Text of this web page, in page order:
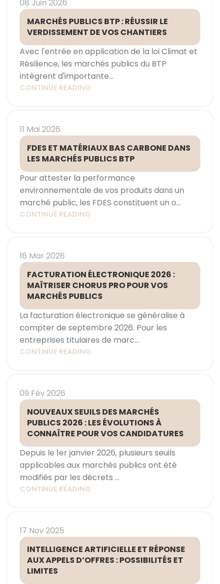
08 Juin 2026
MARCHÉS PUBLICS BTP : RÉUSSIR LE
VERDISSEMENT DE VOS CHANTIERS
Avec l'entrée en application de la loi Climat et
Résilience, les marchés publics du BTP
intègrent d'importante...
CONTINUE READING
11 Mai 2026
FDES ET MATÉRIAUX BAS CARBONE DANS
LES MARCHÉS PUBLICS BTP
Pour attester la performance
environnementale de vos produits dans un
marché public, les FDES constituent un o...
CONTINUE READING
16 Mar 2026
FACTURATION ÉLECTRONIQUE 2026 :
MAÎTRISER CHORUS PRO POUR VOS
MARCHÉS PUBLICS
La facturation électronique se généralise à
compter de septembre 2026. Pour les
entreprises titulaires de marc...
CONTINUE READING
09 Fév 2026
NOUVEAUX SEUILS DES MARCHÉS
PUBLICS 2026 : LES ÉVOLUTIONS À
CONNAÎTRE POUR VOS CANDIDATURES
Depuis le 1er janvier 2026, plusieurs seuils
applicables aux marchés publics ont été
modifiés par les décrets ...
CONTINUE READING
17 Nov 2025
INTELLIGENCE ARTIFICIELLE ET RÉPONSE
AUX APPELS D’OFFRES : POSSIBILITÉS ET
LIMITES